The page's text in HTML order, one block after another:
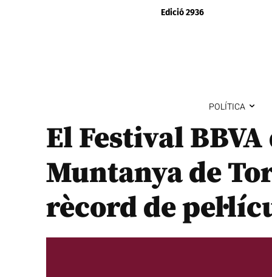
Edició 2936
POLÍTICA
El Festival
Muntanya de
rècord de